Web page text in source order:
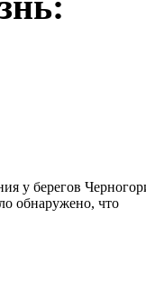
у берегов
обнаружено, что